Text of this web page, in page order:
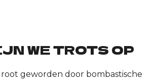
WE TROTS OP
geworden door bombastische